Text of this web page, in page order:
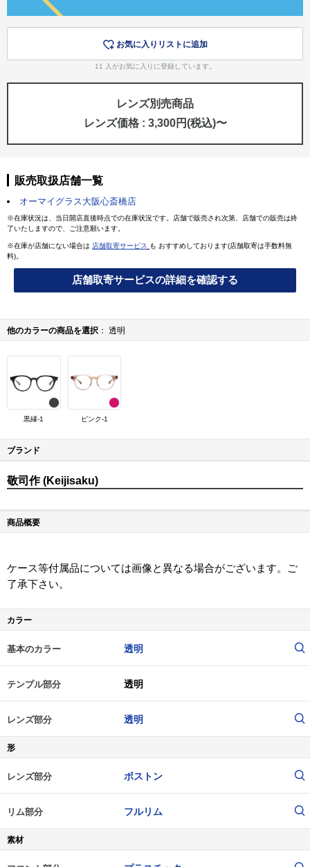
お気に入りリストに追加
11 人がお気に入りに登録しています。
レンズ別売商品
レンズ価格 : 3,300円(税込)〜
販売取扱店舗一覧
オーマイグラス大阪心斎橋店
※在庫状況は、当日開店直後時点での在庫状況です。店舗で販売され次第、店舗での販売は終
了いたしますので、ご注意願います。
※在庫が店舗にない場合は 店舗取寄サービス
も おすすめしております(店舗取寄は手数料無
料)。
店舗取寄サービスの詳細を確認する
他のカラーの商品を選択 透明
黒縁-1 ピンク-1
ブランド
敬司作 (Keijisaku)
商品概要
ケース等付属品については画像と異なる場合がございます。ご
了承下さい。
カラー
基本のカラー 透明
テンプル部分 透明
レンズ部分 透明
形
レンズ部分 ボストン
リム部分 フルリム
素材